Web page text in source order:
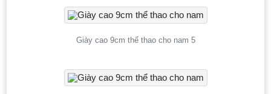
Giày cao 9cm thể thao cho nam 5